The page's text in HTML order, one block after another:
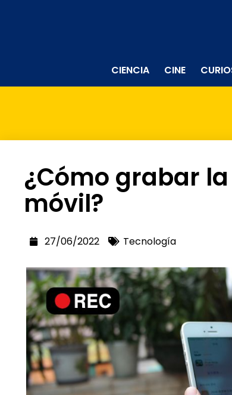
CIENCIA CINE
¿Cómo grabar
móvil?
27/06/2022 Tecnología